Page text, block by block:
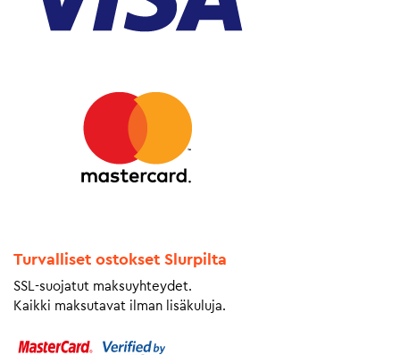
Turvalliset ostokset Slurpilta
SSL-suojatut maksuyhteydet.
Kaikki maksutavat ilman lisäkuluja.